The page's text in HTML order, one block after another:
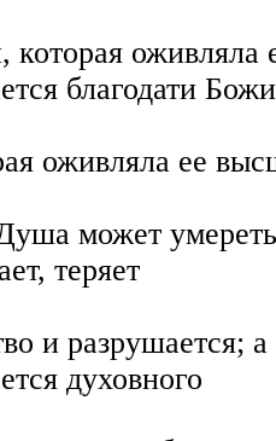
которая оживляла
благодати
оживляла ее
может
теряет
и разрушается;
духовного